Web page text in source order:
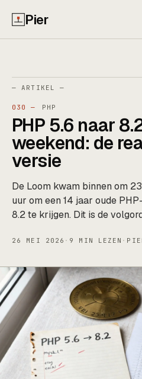
Pier
— ARTIKEL —
030 — PHP
PHP 5.6 naar
weekend: de
versie
De Loom kwam binnen om
uur om een 14 jaar oude
8.2 te krijgen. Dit is de
26 MEI 2026 · 9 MIN LEZEN ·